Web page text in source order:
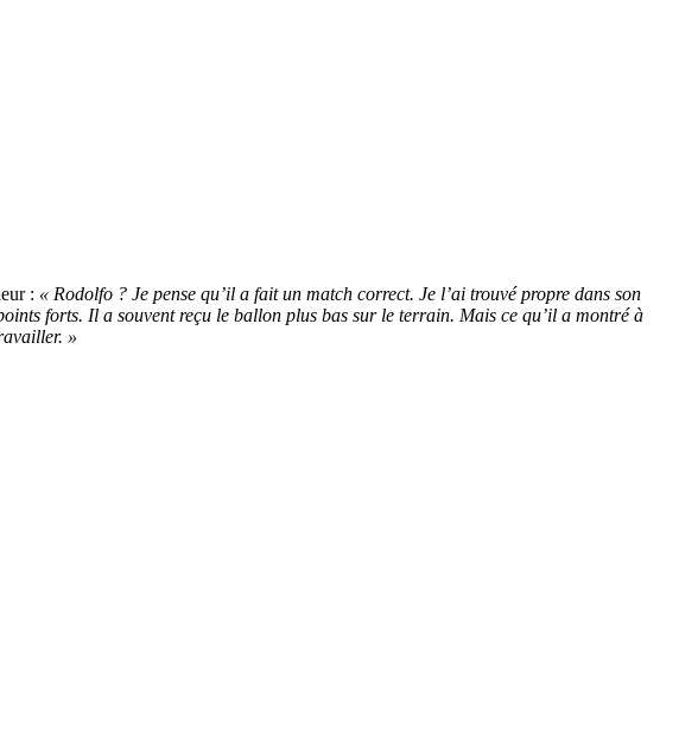
: « Rodolfo ? Je pense qu’il a fait un match correct. Je l’ai trouvé propre dans son
forts. Il a souvent reçu le ballon plus bas sur le terrain. Mais ce qu’il a montré à
»